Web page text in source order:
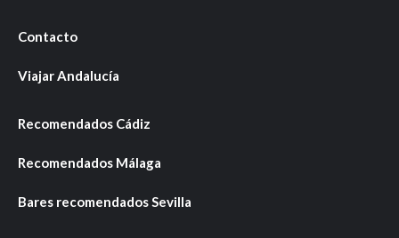
Contacto
Viajar Andalucía
Recomendados Cádiz
Recomendados Málaga
Bares recomendados Sevilla